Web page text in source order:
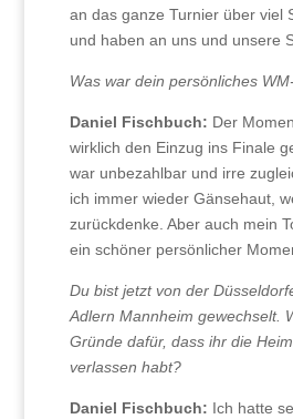
an das ganze Turnier über viel
und haben an uns und unsere
Was war dein persönliches
Daniel Fischbuch: Der
wirklich den Einzug ins Finale
war unbezahlbar und irre
ich immer wieder Gänsehaut,
zurückdenke. Aber auch mein
ein schöner persönlicher
Du bist jetzt von der
Adlern Mannheim gewechselt.
Gründe dafür, dass ihr die
verlassen habt?
Daniel Fischbuch: Ich hatte